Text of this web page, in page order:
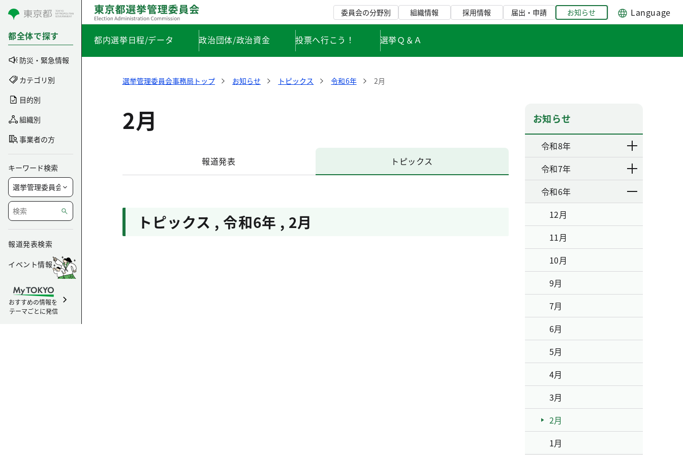
コンテンツにスキップ
都全体で探す
防災・緊急情報
カテゴリ別
目的別
組織別
事業者の方
キーワード検索
報道発表検索
イベント情報
おすすめの情報を
テーマごとに発信
委員会の分野別 組織情報 採用情報 届出・申請 お知らせ Language
都内選挙日程/データ 政治団体/政治資金 投票へ行こう！ 選挙Ｑ＆Ａ
選挙管理委員会事務局トップ お知らせ トピックス 令和6年 2月
2月
報道発表 トピックス
トピックス , 令和6年 , 2月
お知らせ
令和8年
令和7年
令和6年
12月
11月
10月
9月
7月
6月
5月
4月
3月
2月
1月